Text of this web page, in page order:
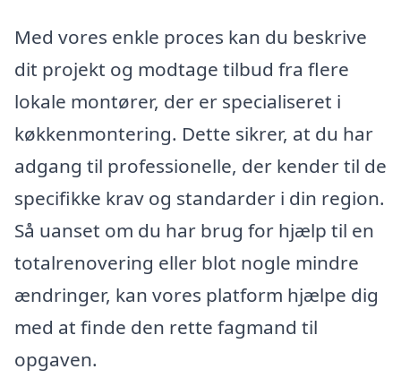
Med vores enkle proces kan du beskrive
dit projekt og modtage tilbud fra flere
lokale montører, der er specialiseret i
køkkenmontering. Dette sikrer, at du har
adgang til professionelle, der kender til de
specifikke krav og standarder i din region.
Så uanset om du har brug for hjælp til en
totalrenovering eller blot nogle mindre
ændringer, kan vores platform hjælpe dig
med at finde den rette fagmand til
opgaven.